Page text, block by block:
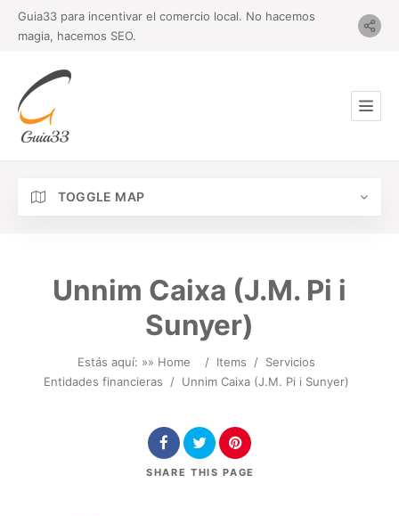
Guia33 para incentivar el comercio local. No hacemos
magia, hacemos SEO.
TOGGLE MAP
Unnim Caixa (J.M. Pi i
Sunyer)
Estás aquí: »» Home / Items / Servicios
Entidades financieras
/ Unnim Caixa (J.M. Pi i Sunyer)
SHARE THIS PAGE